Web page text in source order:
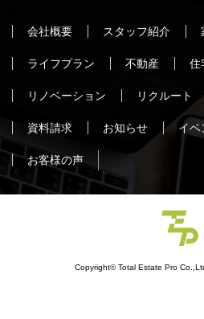
会社概要 スタッフ紹介
ライフプラン 不動産 住
リノベーション リクルート
資料請求 お知らせ イベ
お客様の声
Copyright© Total Estate Pro